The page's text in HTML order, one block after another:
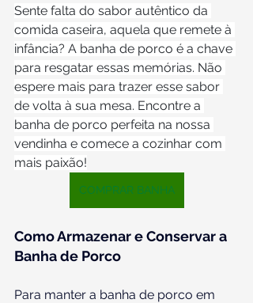
Sente falta do sabor autêntico da
comida caseira, aquela que remete à
infância? A banha de porco é a chave
para resgatar essas memórias. Não
espere mais para trazer esse sabor
de volta à sua mesa. Encontre a
banha de porco perfeita na nossa
vendinha e comece a cozinhar com
mais paixão!
COMPRAR BANHA
Como Armazenar e Conservar a
Banha de Porco
Para manter a banha de porco em